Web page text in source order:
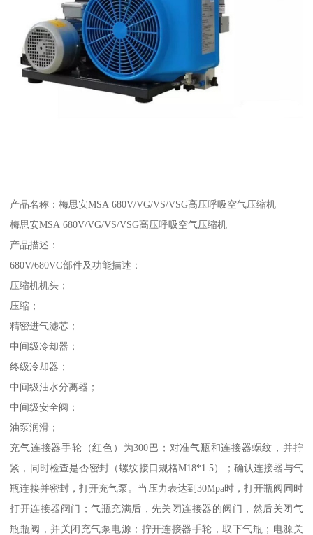
产品名称：梅思安MSA 680V/VG/VS/VSG高压呼吸空气压缩机
梅思安MSA 680V/VG/VS/VSG高压呼吸空气压缩机
产品描述：
680V/680VG部件及功能描述：
压缩机机头；
压缩；
精密进气滤芯；
中间级冷却器；
终级冷却器；
中间级油水分离器；
中间级安全阀；
油泵润滑；
充气连接器手轮（红色）为300巴；对准气瓶和连接器螺纹，并拧
紧，同时检查是否密封（螺纹接口规格M18*1.5）；确认连接器与气
瓶连接并密封，打开充气泵。当压力表达到30Mpa时，打开瓶阀同时
打开连接器阀门；气瓶充满后，先关闭连接器的阀门，然后关闭气
瓶瓶阀，并关闭充气泵电源；拧开连接器手轮，取下气瓶；电源关